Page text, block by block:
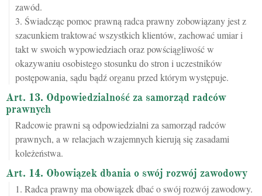
zawód.
3. Świadcząc pomoc prawną radca prawny zobowiązany jest z
szacunkiem traktować wszystkich klientów, zachować umiar i
takt w swoich wypowiedziach oraz powściągliwość w
okazywaniu osobistego stosunku do stron i uczestników
postępowania, sądu bądź organu przed którym występuje.
Art. 13. Odpowiedzialność za samorząd radców
prawnych
Radcowie prawni są odpowiedzialni za samorząd radców
prawnych, a w relacjach wzajemnych kierują się zasadami
koleżeństwa.
Art. 14. Obowiązek dbania o swój rozwój zawodowy
1. Radca prawny ma obowiązek dbać o swój rozwój zawodowy.